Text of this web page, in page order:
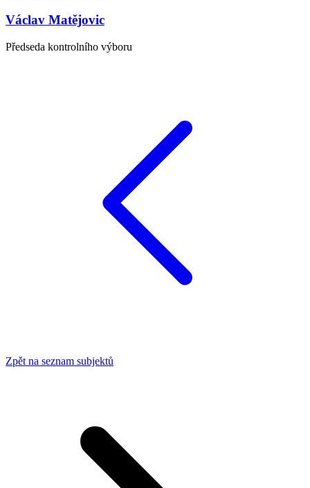
Václav Matějovic
Předseda kontrolního výboru
Zpět na seznam subjektů